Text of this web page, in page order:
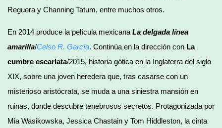
Reguera y Channing Tatum, entre muchos otros.
En 2014 produce la película mexicana La delgada línea
amarilla/Celso R. García. Continúa en la dirección con La
cumbre escarlata/2015, historia gótica en la Inglaterra del siglo
XIX, sobre una joven heredera que, tras casarse con un
misterioso aristócrata, se muda a una siniestra mansión en
ruinas, donde descubre tenebrosos secretos. Protagonizada por
Mia Wasikowska, Jessica Chastain y Tom Hiddleston, la cinta